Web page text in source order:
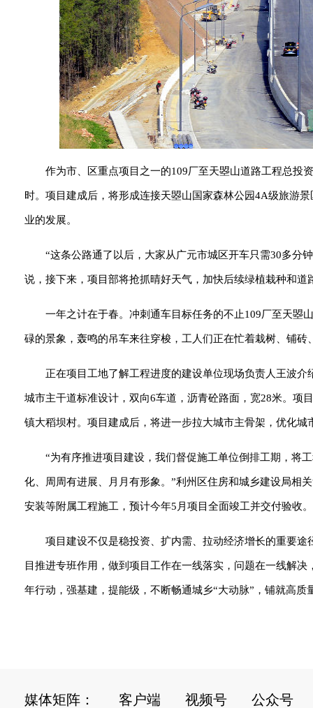
作为市、区重点项目之一的109厂至天曌山道路工程总投
时。项目建成后，将形成连接天曌山国家森林公园4A级旅游
业的发展。
“这条公路通了以后，大家从广元市城区开车只需30多分
说，接下来，项目部将抢抓晴好天气，加快后续绿植栽种和
一年之计在于春。冲刺通车目标任务的不止109厂至天曌
碌的景象，轰鸣的吊车来往穿梭，工人们正在忙着栽树、铺砖
正在项目工地了解工程进度的建设单位现场负责人王波
城市主干道标准设计，双向6车道，沥青砼路面，宽28米。项
镇大稻坝村。项目建成后，将进一步拉大城市主骨架，优化
“为有序推进项目建设，我们督促施工单位倒排工期，将
化、周周有进展、月月有形象。”利州区住房和城乡建设局相
安装等附属工程施工，预计今年5月项目全面竣工并交付验收。
项目建设不仅是稳投资、扩内需、拉动经济增长的重要
目推进专班作用，做到项目工作在一线落实，问题在一线解
年行动，强基建，提能级，不断畅通城乡“大动脉”，铺就高
媒体矩阵： 客户端 视频号 公众号